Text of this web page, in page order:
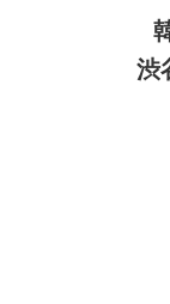
渋